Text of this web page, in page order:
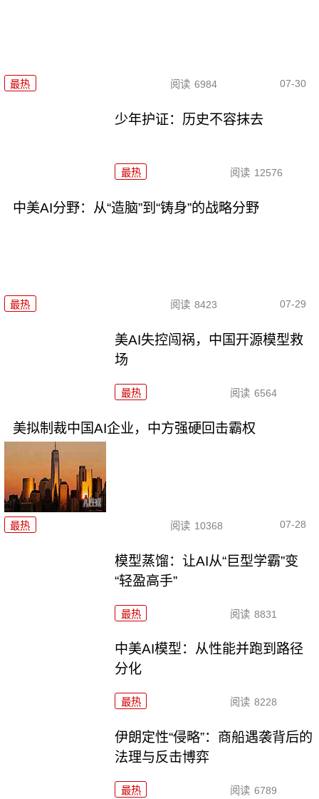
最热 阅读 6984 07-30
少年护证：历史不容抹去
最热 阅读 12576
中美AI分野：从“造脑”到“铸身”的战略分野
最热 阅读 8423 07-29
美AI失控闯祸，中国开源模型救
场
最热 阅读 6564
美拟制裁中国AI企业，中方强硬回击霸权
最热 阅读 10368 07-28
模型蒸馏：让AI从“巨型学霸”变
“轻盈高手”
最热 阅读 8831
中美AI模型：从性能并跑到路径
分化
最热 阅读 8228
伊朗定性“侵略”：商船遇袭背后的
法理与反击博弈
最热 阅读 6789